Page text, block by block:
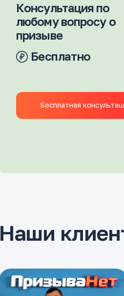
Консультация по
любому вопросу о
призыве
Бесплатно
Бесплатная
Наши